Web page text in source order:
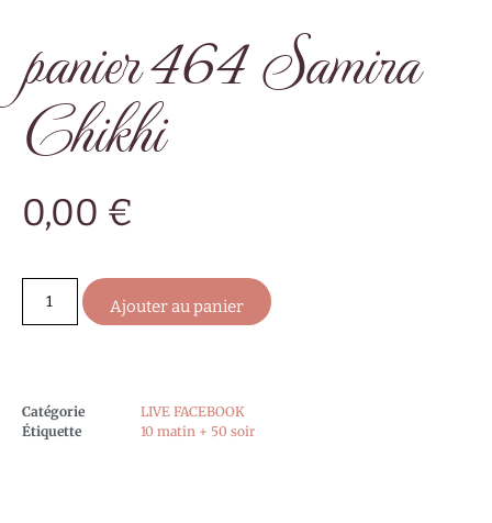
panier 464 Samira
Chikhi
0,00 €
Ajouter au panier
Catégorie
LIVE FACEBOOK
Étiquette
10 matin + 50 soir